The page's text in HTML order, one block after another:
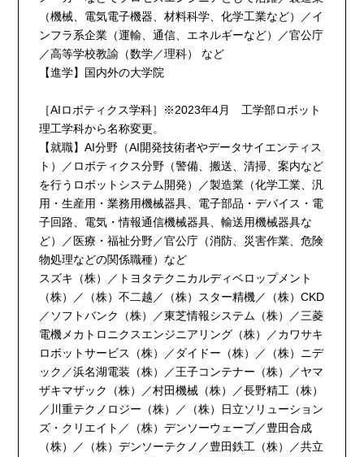
（機械、電気電子機器、材料科学、化学工業など）／イ
ンフラ系企業（運輸、通信、エネルギーなど）／官公庁
／高等学校教諭（数学／理科） など
【進学】国内外の大学院
［AIロボティクス学科］※2023年4月 工学部ロボット
理工学科から名称変更。
【就職】AI分野（AI開発技術者やデータサイエンティス
ト）／ロボティクス分野（警備、搬送、清掃、案内など
を行うロボットシステム開発）／製造業（化学工業、汎
用・生産用・業務用機械器具、電子部品・デバイス・電
子回路、電気・情報通信機械器具、輸送用機械器具な
ど）／医療・福祉分野／官公庁（消防、災害作業、危険
物処理などの関係職種）など
スズキ（株）／トヨタテクニカルディベロップメント
（株）／（株）不二越／（株）スター精機／（株）CKD
／ソフトバンク（株）／東芝情報システム（株）／三菱
電機メカトロニクスエンジニアリング（株）／カワサキ
ロボットサービス（株）／ダイドー（株）／（株）ニデ
ック／浜名湖電装（株）／王子コンテナー（株）／ヤマ
ザキマザック（株）／村田機械（株）／長野精工（株）
／川重テクノロジー（株）／（株）日立ソリューション
ズ・クリエイト／（株）デンソーウェーブ／豊田合成
（株）／（株）デンソーテクノ／豊田鉄工（株）／共立